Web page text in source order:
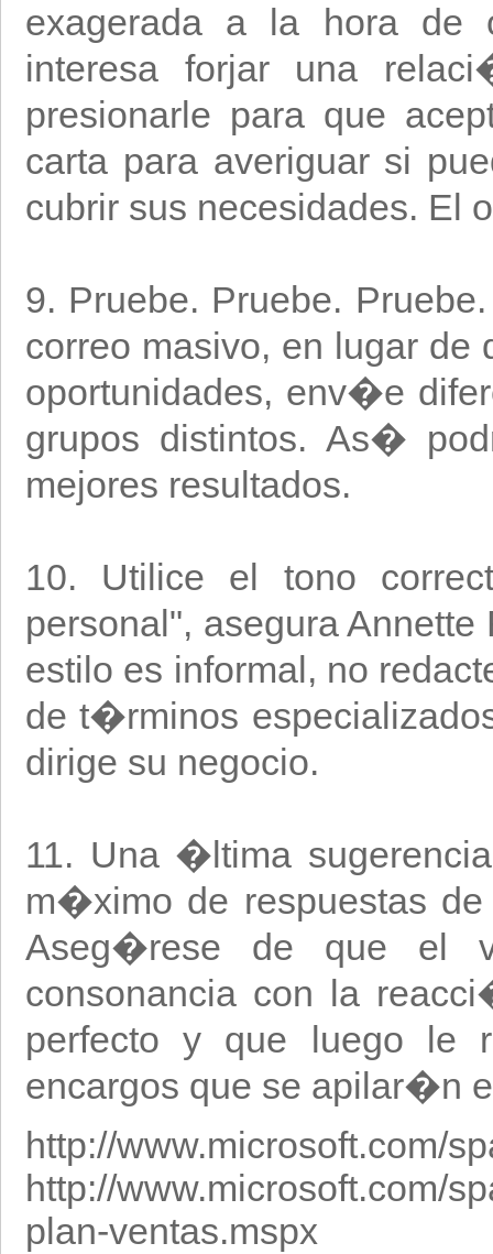
exagerada a la hora de
interesa forjar una
presionarle para que
carta para averiguar si
cubrir sus necesidades. El
9. Pruebe. Pruebe.
correo masivo, en lugar
oportunidades, env�e
grupos distintos. As�
mejores resultados.
10. Utilice el tono
personal", asegura
estilo es informal, no
de t�rminos
dirige su negocio.
11. Una �ltima
m�ximo de respuestas
Aseg�rese de que el
consonancia con la
perfecto y que luego le
encargos que se apilar�n
http://www.microsoft.com/
http://www.microsoft.com/
plan-ventas.mspx